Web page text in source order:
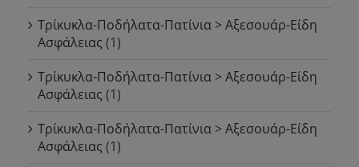
Τρίκυκλα-Ποδήλατα-Πατίνια > Αξεσουάρ-Είδη
Ασφάλειας (1)
Τρίκυκλα-Ποδήλατα-Πατίνια > Αξεσουάρ-Είδη
Ασφάλειας (1)
Τρίκυκλα-Ποδήλατα-Πατίνια > Αξεσουάρ-Είδη
Ασφάλειας (1)